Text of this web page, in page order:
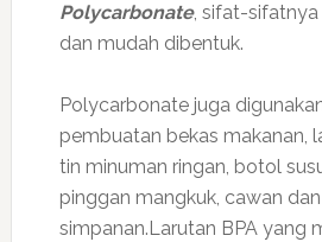
Polycarbonate, sifat-sifatnya
dan mudah dibentuk.
Polycarbonate juga
pembuatan bekas makanan,
tin minuman ringan, botol
pinggan mangkuk, cawan
simpanan.Larutan BPA yang